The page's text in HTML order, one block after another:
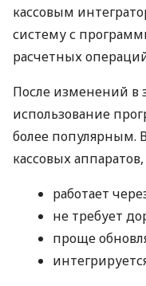
кассовым
систему с
расчетных
После изменений в
использование
более популярным.
кассовых
работает
не требует
проще